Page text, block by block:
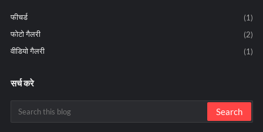
फीचर्ड
(1)
फोटो गैलरी
(2)
वीडियो गैलरी
(1)
सर्च करे